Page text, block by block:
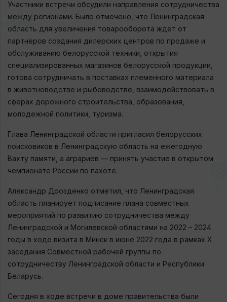
Участники встречи обсудили направления сотрудничества
между регионами. Было отмечено, что Ленинградская
область для увеличения товарооборота ждёт от
партнёров создания дилерских центров по продаже и
обслуживанию белорусской техники, открытия
специализированных магазинов белорусской продукции,
готова сотрудничать в поставках племенного материала
в животноводстве и рыбоводстве, взаимодействовать в
сферах дорожного строительства, образования,
молодежной политики, туризма.
Глава Ленинградской области пригласил белорусских
поисковиков в Ленинградскую область на ежегодную
Вахту памяти, а аграриев — принять участие в открытом
чемпионате России по пахоте.
Александр Дрозденко отметил, что Ленинградская
область планирует подписание плана совместных
мероприятий по развитию сотрудничества между
Ленинградской и Могилевской областями на 2022 – 2024
годы в ходе визита в Минск в июне 2022 года в рамках Х
заседания Совместной рабочей группы по
сотрудничеству Ленинградской области и Республики
Беларусь.
Сегодня в ходе встречи в доме правительства были